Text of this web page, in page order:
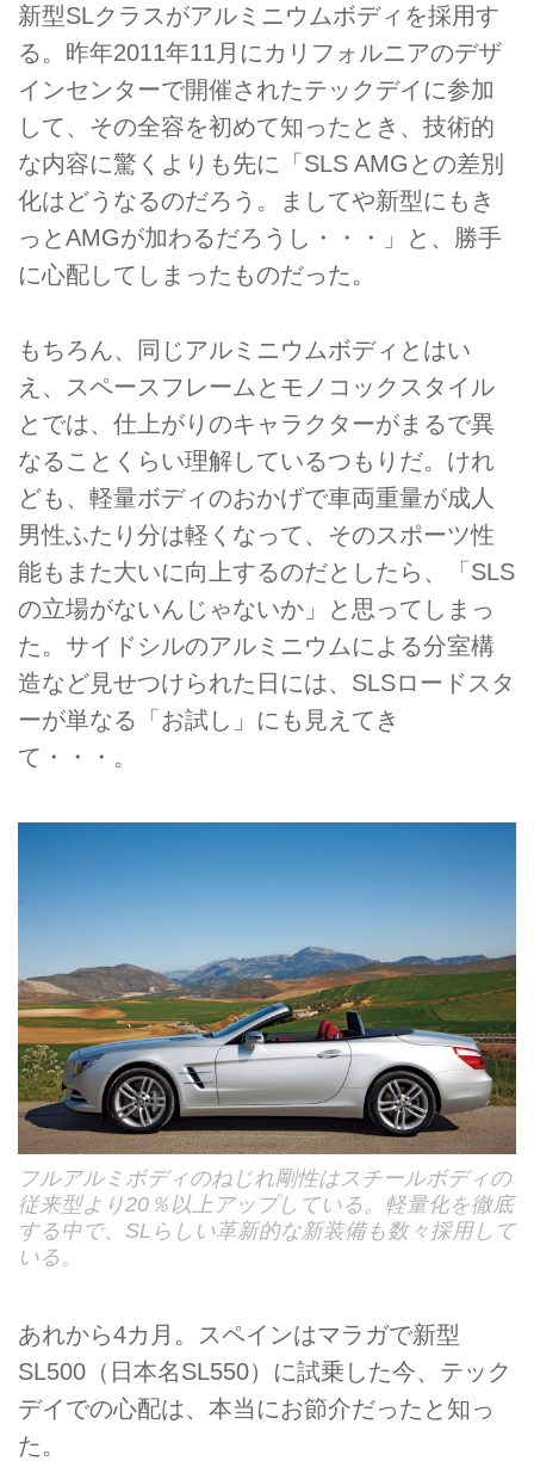
新型SLクラスがアルミニウムボディを採用す
る。昨年2011年11月にカリフォルニアのデザ
インセンターで開催されたテックデイに参加
して、その全容を初めて知ったとき、技術的
な内容に驚くよりも先に「SLS AMGとの差別
化はどうなるのだろう。ましてや新型にもき
っとAMGが加わるだろうし・・・」と、勝手
に心配してしまったものだった。
もちろん、同じアルミニウムボディとはい
え、スペースフレームとモノコックスタイル
とでは、仕上がりのキャラクターがまるで異
なることくらい理解しているつもりだ。けれ
ども、軽量ボディのおかげで車両重量が成人
男性ふたり分は軽くなって、そのスポーツ性
能もまた大いに向上するのだとしたら、「SLS
の立場がないんじゃないか」と思ってしまっ
た。サイドシルのアルミニウムによる分室構
造など見せつけられた日には、SLSロードスタ
ーが単なる「お試し」にも見えてき
て・・・。
フルアルミボディのねじれ剛性はスチールボディの
従来型より20％以上アップしている。軽量化を徹底
する中で、SLらしい革新的な新装備も数々採用して
いる。
あれから4カ月。スペインはマラガで新型
SL500（日本名SL550）に試乗した今、テック
デイでの心配は、本当にお節介だったと知っ
た。